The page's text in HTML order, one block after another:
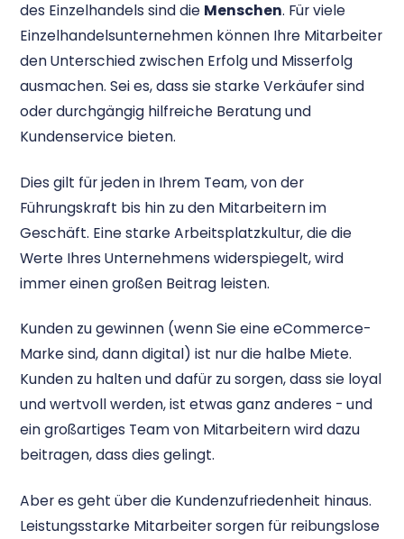
des Einzelhandels sind die Menschen. Für viele
Einzelhandelsunternehmen können Ihre Mitarbeiter
den Unterschied zwischen Erfolg und Misserfolg
ausmachen. Sei es, dass sie starke Verkäufer sind
oder durchgängig hilfreiche Beratung und
Kundenservice bieten.
Dies gilt für jeden in Ihrem Team, von der
Führungskraft bis hin zu den Mitarbeitern im
Geschäft. Eine starke Arbeitsplatzkultur, die die
Werte Ihres Unternehmens widerspiegelt, wird
immer einen großen Beitrag leisten.
Kunden zu gewinnen (wenn Sie eine eCommerce-
Marke sind, dann digital) ist nur die halbe Miete.
Kunden zu halten und dafür zu sorgen, dass sie loyal
und wertvoll werden, ist etwas ganz anderes - und
ein großartiges Team von Mitarbeitern wird dazu
beitragen, dass dies gelingt.
Aber es geht über die Kundenzufriedenheit hinaus.
Leistungsstarke Mitarbeiter sorgen für reibungslose